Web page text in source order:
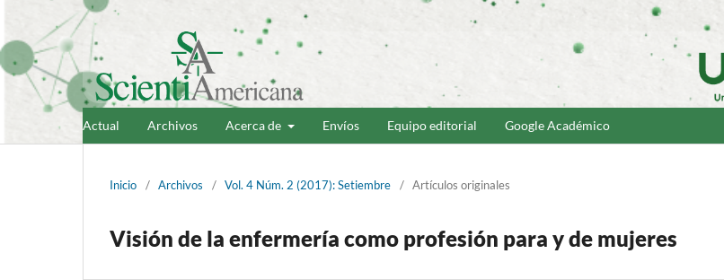
Actual Archivos Acerca de Envíos Equipo editorial Google Académico
Inicio / Archivos / Vol. 4 Núm. 2 (2017): Setiembre / Artículos originales
Visión de la enfermería como profesión para y de mujeres